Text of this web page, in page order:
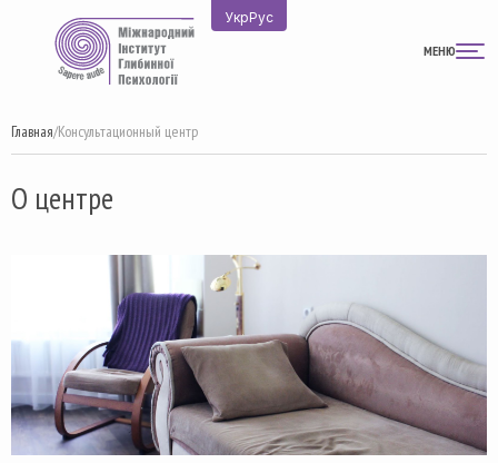
содержимому
УкрРус
МЕНЮ
Главная/Консультационный центр
О центре